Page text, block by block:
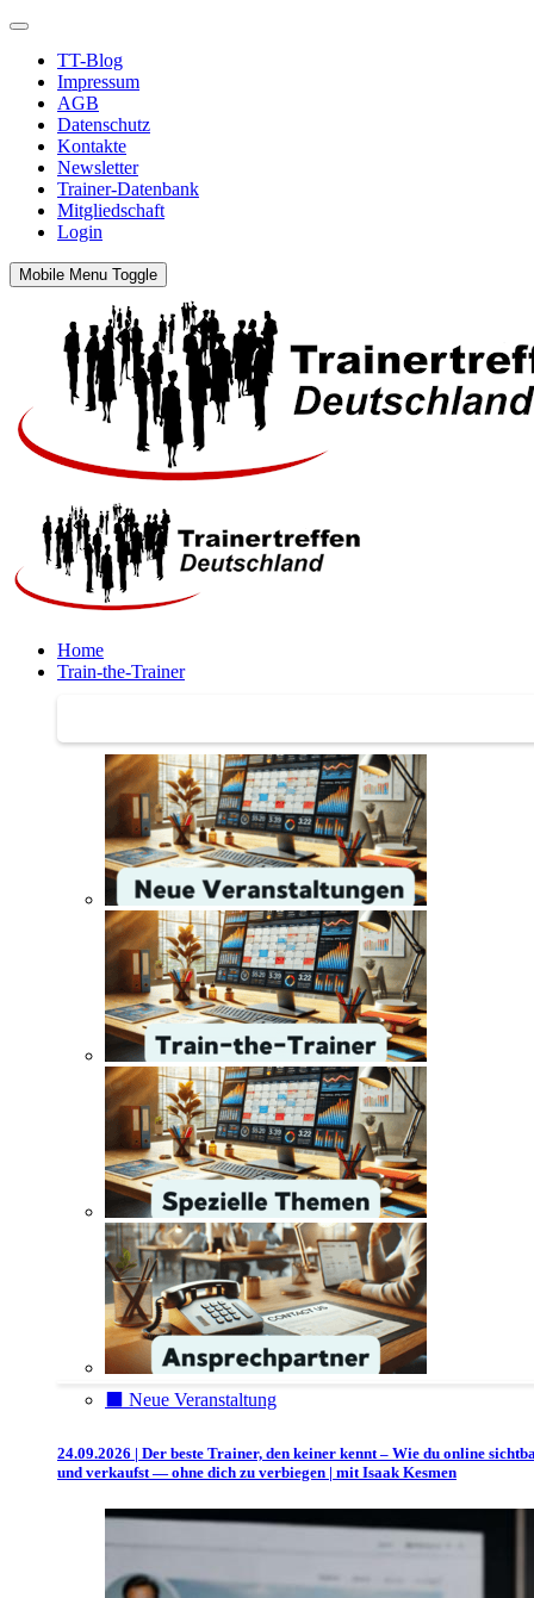
TT-Blog
Impressum
AGB
Datenschutz
Kontakte
Newsletter
Trainer-Datenbank
Mitgliedschaft
Login
Mobile Menu Toggle
Home
Train-the-Trainer
⬛️ Neue Veranstaltung
24.09.2026 | Der beste Trainer, den keiner kennt – Wie du online
und verkaufst — ohne dich zu verbiegen | mit Isaak Kesmen